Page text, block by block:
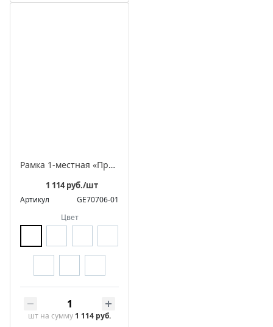
Рамка 1-местная «Престиж»
1 114 руб./шт
Артикул
GE70706-01
Цвет
шт на сумму 1 114 руб.